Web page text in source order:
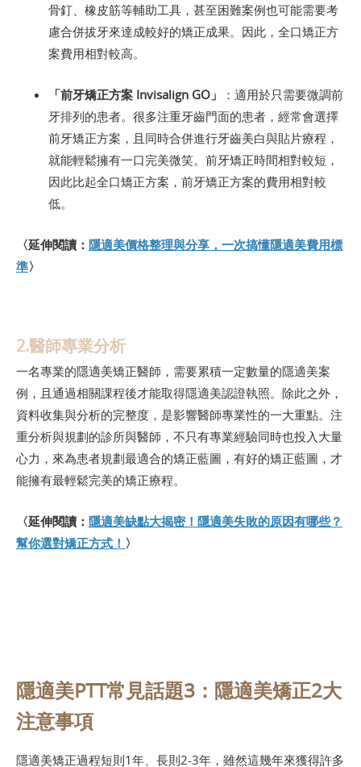
骨釘、橡皮筋等輔助工具，甚至困難案例也可能需要考
慮合併拔牙來達成較好的矯正成果。因此，全口矯正方
案費用相對較高。
「前牙矯正方案 Invisalign GO」
：適用於只需要微調前
牙排列的患者。很多注重牙齒門面的患者，經常會選擇
前牙矯正方案，且同時合併進行牙齒美白與貼片療程，
就能輕鬆擁有一口完美微笑。前牙矯正時間相對較短，
因此比起全口矯正方案，前牙矯正方案的費用相對較
低。
〈延伸閱讀： 隱適美價格整理與分享，一次搞懂隱適美費用標
準〉
2.醫師專業分析
一名專業的隱適美矯正醫師，需要累積一定數量的隱適美案
例，且通過相關課程後才能取得隱適美認證執照。除此之外，
資料收集與分析的完整度，是影響醫師專業性的一大重點。注
重分析與規劃的診所與醫師，不只有專業經驗同時也投入大量
心力，來為患者規劃最適合的矯正藍圖，有好的矯正藍圖，才
能擁有最輕鬆完美的矯正療程。
〈延伸閱讀： 隱適美缺點大揭密！隱適美失敗的原因有哪些？
幫你選對矯正方式！ 〉
隱適美PTT常見話題3：隱適美矯正2大
注意事項
隱適美矯正過程短則1年、長則2-3年，雖然這幾年來獲得許多